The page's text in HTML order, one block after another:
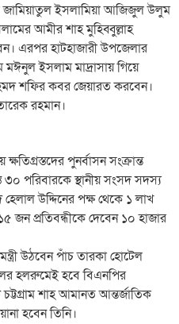
ইসলামিয়া আজিজুল উলুম
আমীর শাহ মুহিব্বুল্লাহ
এরপর হাটহাজারী উপজেলার
ইসলাম মাদ্রাসায় গিয়ে
শফির কবর জেয়ারত করবেন।
রহমান।
পুনর্বাসন সংক্রান্ত
৩০ পরিবারকে স্থানীয় সংসদ সদস্য
হেলাল উদ্দিনের পক্ষ থেকে ১ লাখ
জন প্রতিবন্ধীকে দেবেন ১০ হাজার
উঠবেন পাঁচ তারকা হোটেল
হলরুমেই হবে বিএনপির
শাহ আমানত আন্তর্জাতিক
হবেন তিনি।